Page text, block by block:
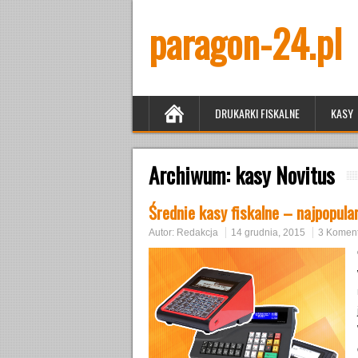
paragon-24.pl
DRUKARKI FISKALNE KASY
Archiwum: kasy Novitus
Średnie kasy fiskalne –
Autor: Redakcja 14 grudnia, 2015 3